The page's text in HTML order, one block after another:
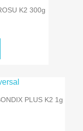
K2 300g
PLUS K2 1g